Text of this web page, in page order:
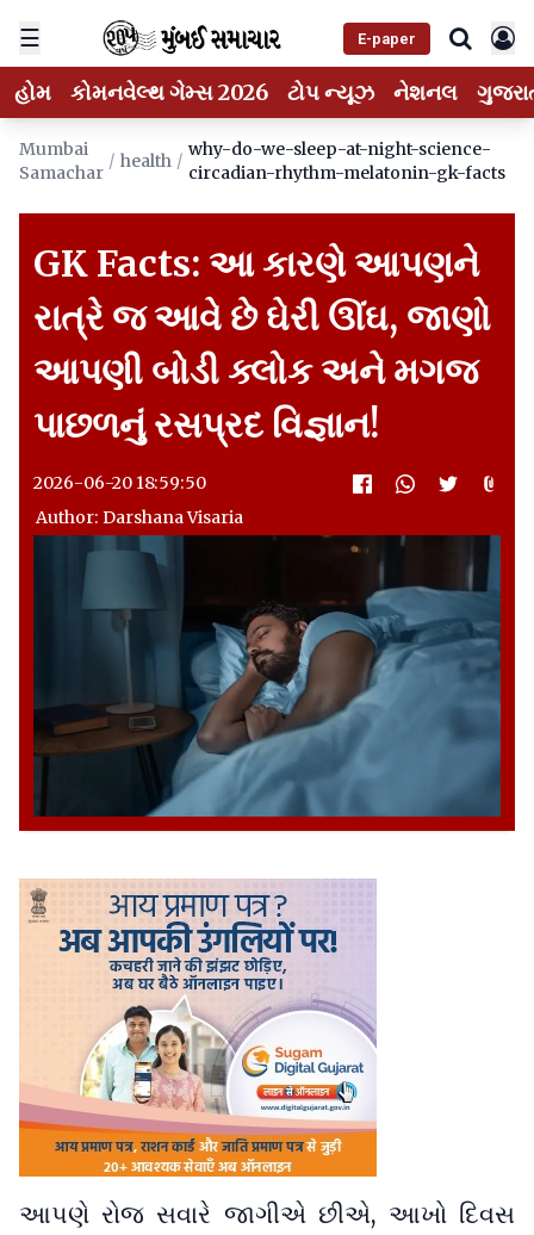
☰ E-paper
હોમ કોમનવેલ્થ ગેમ્સ 2026 ટોપ ન્યૂઝ નેશનલ
Mumbai
Samachar
/ health /
why-do-we-sleep-at-night-science-
circadian-rhythm-melatonin-gk-facts
GK Facts: આ કારણે આપણને
રાત્રે જ આવે છે ઘેરી ઊંઘ, જાણો
આપણી બોડી ક્લોક અને મગજ
પાછળનું રસપ્રદ વિજ્ઞાન!
2026-06-20 18:59:50
Author: Darshana Visaria
આપણે રોજ સવારે જાગીએ છીએ, આખો દિવસ